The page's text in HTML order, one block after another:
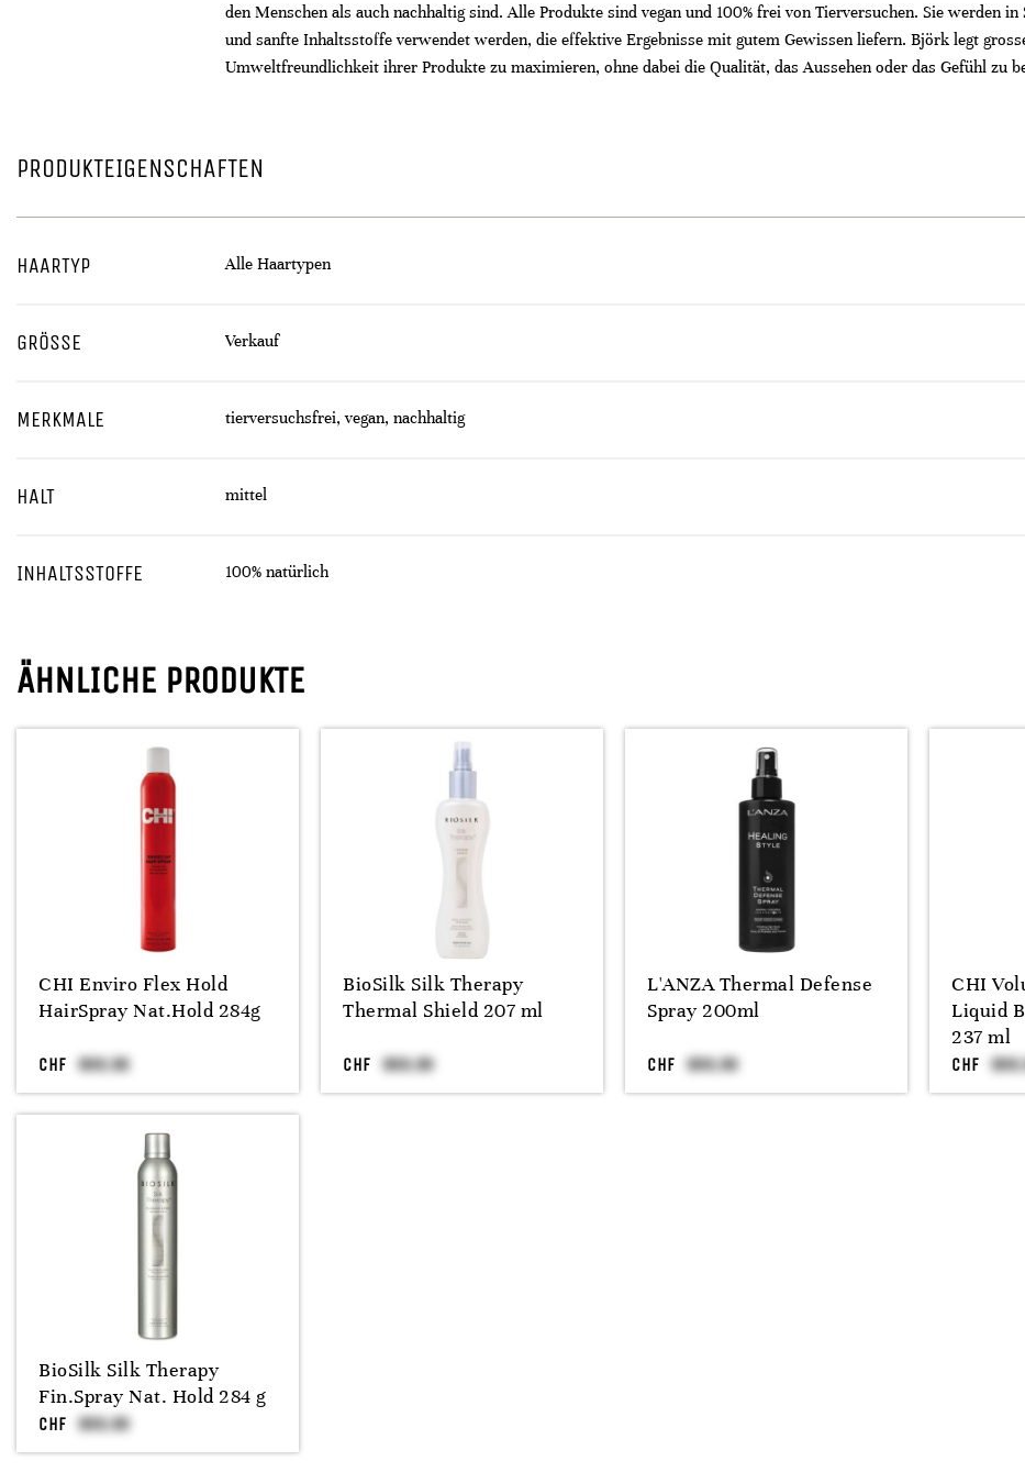
den Menschen als auch nachhaltig sind. Alle Produkte sind vegan und 100% frei von Tierversuchen. Sie werden
und sanfte Inhaltsstoffe verwendet werden, die effektive Ergebnisse mit gutem Gewissen liefern. Björk legt
Umweltfreundlichkeit ihrer Produkte zu maximieren, ohne dabei die Qualität, das Aussehen oder das Gefühl zu
PRODUKTEIGENSCHAFTEN
HAARTYP Alle Haartypen
GRÖSSE Verkauf
MERKMALE tierversuchsfrei, vegan, nachhaltig
HALT mittel
INHALTSSTOFFE 100% natürlich
ÄHNLICHE PRODUKTE
CHI Enviro Flex Hold
HairSpray Nat.Hold 284g
CHF
BioSilk Silk Therapy
Thermal Shield 207 ml
CHF
L'ANZA Thermal Defense
Spray 200ml
CHF
CHI
Liquid
237 ml
CHF
BioSilk Silk Therapy
Fin.Spray Nat. Hold 284 g
CHF